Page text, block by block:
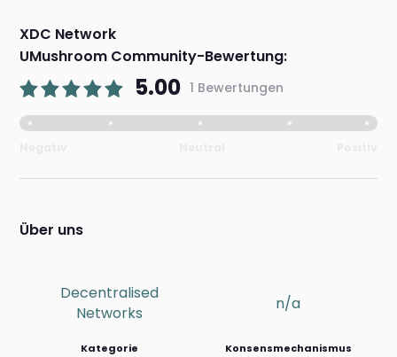
XDC Network
UMushroom Community-Bewertung:
5.00 1 Bewertungen
Über uns
Decentralised
Networks
Kategorie
n/a
Konsensmechanismus